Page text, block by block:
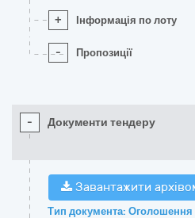
+ Інформація по лоту
- Пропозиції
- Документи тендеру
Завантажити
Тип документа: